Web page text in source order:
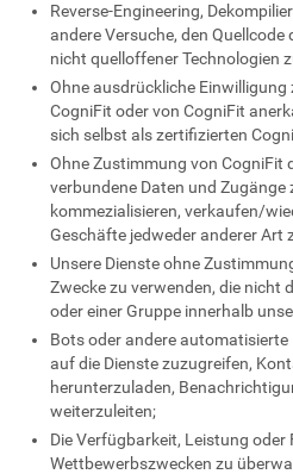
Reverse-Engineering,
andere Versuche, den Quellcode
nicht quelloffener Technologien
Ohne ausdrückliche
CogniFit oder von CogniFit
sich selbst als zertifizierten
Ohne Zustimmung von CogniFit
verbundene Daten und Zugänge
kommezialisieren, verkaufen/
Geschäfte jedweder anderer Art
Unsere Dienste ohne
Zwecke zu verwenden, die nicht
oder einer Gruppe innerhalb
Bots oder andere
auf die Dienste zuzugreifen,
herunterzuladen,
weiterzuleiten;
Die Verfügbarkeit, Leistung
Wettbewerbszwecken zu